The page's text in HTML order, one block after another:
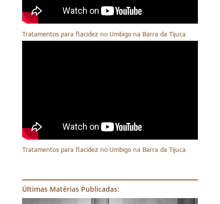
Tratamentos para flacidez no Umbigo na Barra da Tijuca
Tratamentos para flacidez no Umbigo na Barra da Tijuca
Últimas Matérias Publicadas: